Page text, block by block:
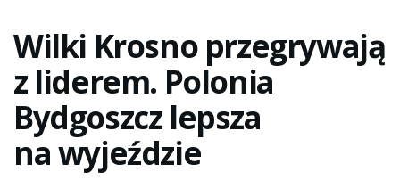
Wilki Krosno przegrywają
z liderem. Polonia
Bydgoszcz lepsza
na wyjeździe